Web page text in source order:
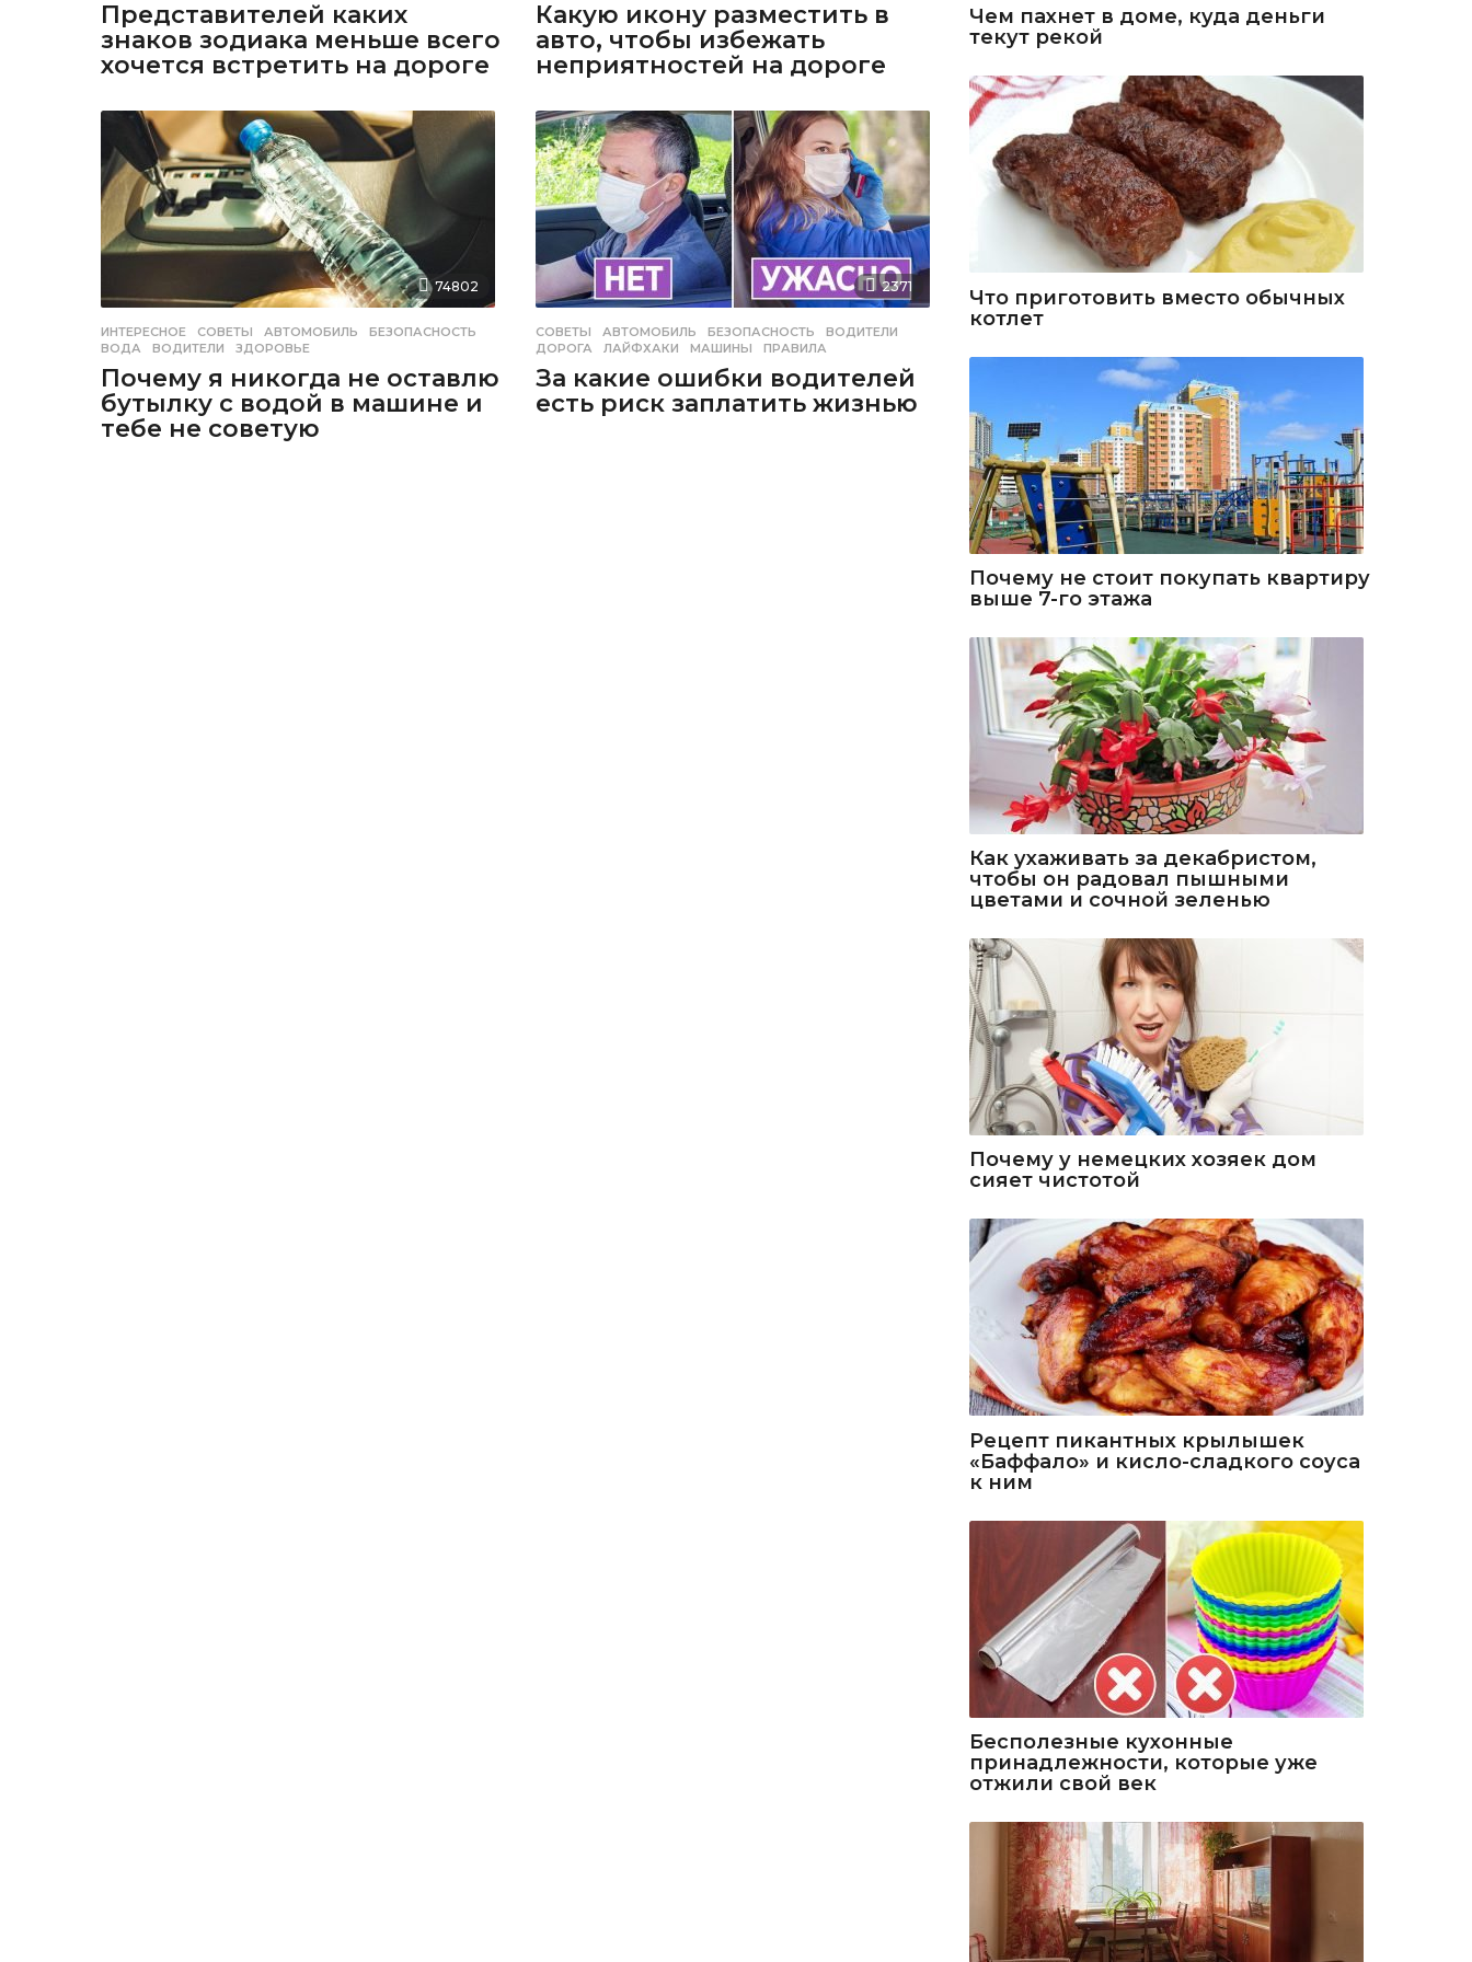
Представителей каких
знаков зодиака меньше всего
хочется встретить на дороге
Какую икону разместить в
авто, чтобы избежать
неприятностей на дороге
74802
ИНТЕРЕСНОЕ ,СОВЕТЫ АВТОМОБИЛЬ ,БЕЗОПАСНОСТЬ
ВОДА
,ВОДИТЕЛИ ,ЗДОРОВЬЕ
Почему я никогда не оставлю
бутылку с водой в машине и
тебе не советую
2371
СОВЕТЫ АВТОМОБИЛЬ ,БЕЗОПАСНОСТЬ ,ВОДИТЕЛИ
ДОРОГА
,ЛАЙФХАКИ ,МАШИНЫ ,ПРАВИЛА
За какие ошибки водителей
есть риск заплатить жизнью
Чем пахнет в доме, куда деньги
текут рекой
Что приготовить вместо обычных
котлет
Почему не стоит покупать квартиру
выше 7-го этажа
Как ухаживать за декабристом,
чтобы он радовал пышными
цветами и сочной зеленью
Почему у немецких хозяек дом
сияет чистотой
Рецепт пикантных крылышек
«Баффало» и кисло-сладкого соуса
к ним
Бесполезные кухонные
принадлежности, которые уже
отжили свой век